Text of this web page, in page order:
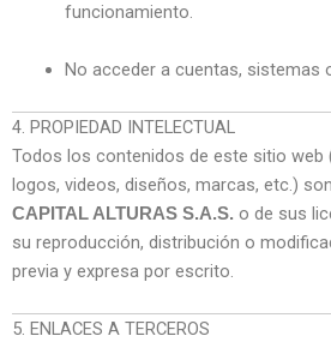
funcionamiento.
No acceder a cuentas, sistemas
4. PROPIEDAD INTELECTUAL
Todos los contenidos de este sitio web
logos, videos, diseños, marcas, etc.)
CAPITAL ALTURAS S.A.S. o de sus
su reproducción, distribución o
previa y expresa por escrito.
5. ENLACES A TERCEROS